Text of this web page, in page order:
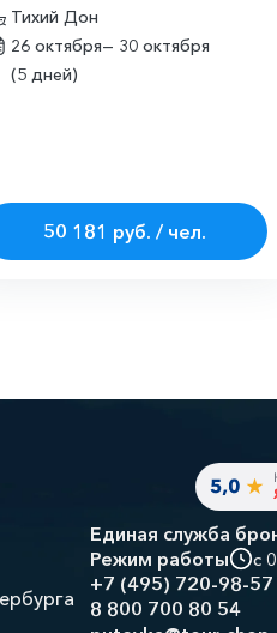
Тихий Дон
26 октября— 30 октября
(5 дней)
50 181 руб. / чел.
Единая служба
Режим работы
с
+7 (495) 720-98-57
8 800 700 80 54